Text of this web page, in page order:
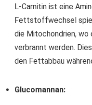
L-Carnitin ist eine
Fettstoffwechsel
die Mitochondrien, wo
verbrannt werden.
den Fettabbau
Glucomannan: